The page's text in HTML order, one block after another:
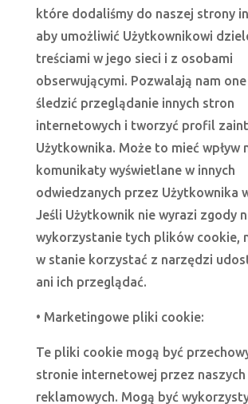
które dodaliśmy do naszej strony
aby umożliwić Użytkownikowi
treściami w jego sieci i z osobami
obserwującymi. Pozwalają nam
śledzić przeglądanie innych stron
internetowych i tworzyć profil
Użytkownika. Może to mieć wpływ
komunikaty wyświetlane w innych
odwiedzanych przez Użytkownika
Jeśli Użytkownik nie wyrazi zgody
wykorzystanie tych plików cookie,
w stanie korzystać z narzędzi
ani ich przeglądać.
• Marketingowe pliki cookie:
Te pliki cookie mogą być
stronie internetowej przez
reklamowych. Mogą być